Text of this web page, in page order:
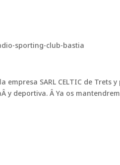
SARL CELTIC de Trets
y deportiva. Â Ya os